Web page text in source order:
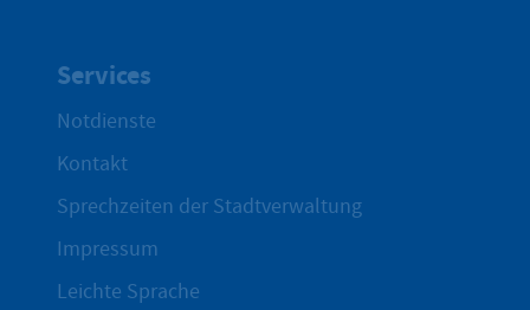
Services
Notdienste
Kontakt
Sprechzeiten der Stadtverwaltung
Impressum
Leichte Sprache